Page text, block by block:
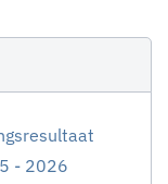
- 2026